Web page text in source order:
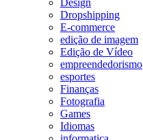
Design
Dropshipping
E-commerce
edição de imagem
Edição de Vídeo
empreendedorismo
esportes
Finanças
Fotografia
Games
Idiomas